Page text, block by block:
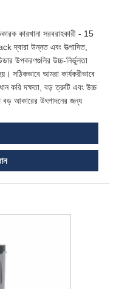
কারখানা সরবরাহকারী - 15
দ্বারা উন্নত এবং উত্পাদিত,
উপকরণগুলির উচ্চ-নির্ভুলতা
সঠিকভাবে আমরা কার্যকরীভাবে
করি দক্ষতা, বড় ত্রুটি এবং উচ্চ
বড় আকারের উৎপাদনের জন্য